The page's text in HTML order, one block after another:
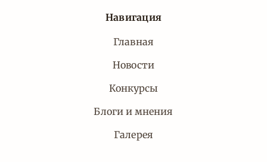
Навигация
Главная
Новости
Конкурсы
Блоги и мнения
Галерея